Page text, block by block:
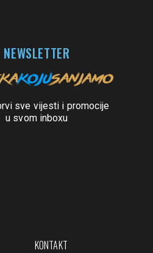
NEWSLETTER
sve vijesti i promocije
u svom inboxu
KONTAKT